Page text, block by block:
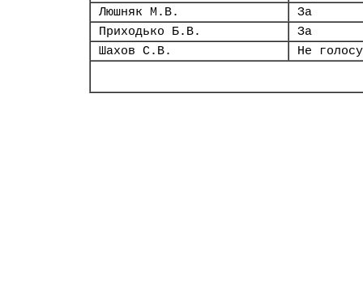
Люшняк М.В.
За
Приходько Б.В.
За
Шахов С.В.
Не